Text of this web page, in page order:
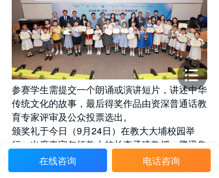
参赛学生需提交一个朗诵或演讲短片，讲述中华
传统文化的故事，最后得奖作品由资深普通话教
育专家评审及公众投票选出。
颁奖礼于今日（9月24日）在教大大埔校园举
行，出席嘉宾包括教大校长李子建教授、腾讯集
团公共事务副总裁、腾讯基金会行政总监李子树
先生、腾讯互娱社会价值探索中心《趣学普通
在线咨询 电话咨询